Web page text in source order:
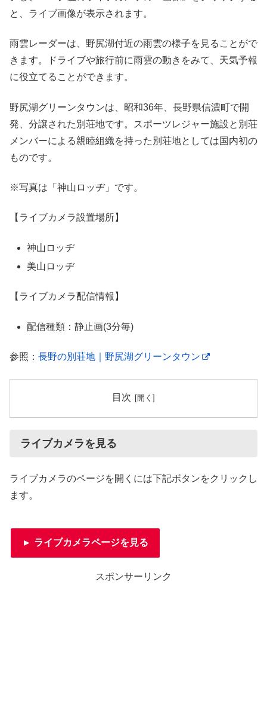
と、ライブ画像が表示されます。
雨雲レーダーは、野尻湖付近の雨雲の様子を見ることがで
きます。ドライブや旅行前に雨雲の動きをみて、天気予報
に役立てることができます。
野尻湖グリーンタウンは、昭和36年、長野県信濃町で開
発、分譲された別荘地です。スポーツレジャー施設と別荘
メンバーによる親睦組織を持った別荘地としては国内初の
ものです。
※写真は「神山ロッヂ」です。
【ライブカメラ設置場所】
神山ロッヂ
美山ロッヂ
【ライブカメラ配信情報】
配信種類：静止画(3分毎)
参照： 長野の別荘地｜野尻湖グリーンタウン
目次
ライブカメラを見る
ライブカメラのページを開くには下記ボタンをクリックし
ます。
► ライブカメラページを見る
スポンサーリンク